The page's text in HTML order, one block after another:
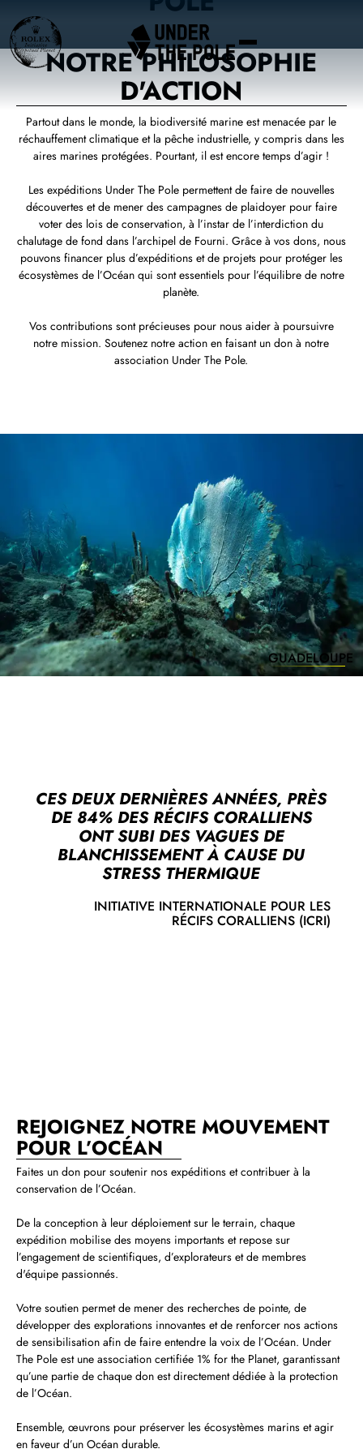
NOTRE PHILOSOPHIE
D'ACTION
Partout dans le monde, la biodiversité marine est menacée par le
réchauffement climatique et la pêche industrielle, y compris dans les
aires marines protégées. Pourtant, il est encore temps d’agir !
Les expéditions Under The Pole permettent de faire de nouvelles
découvertes et de mener des campagnes de plaidoyer pour faire
voter des lois de conservation, à l’instar de l’interdiction du
chalutage de fond dans l’archipel de Fourni. Grâce à vos dons, nous
pouvons financer plus d’expéditions et de projets pour protéger les
écosystèmes de l’Océan qui sont essentiels pour l’équilibre de notre
planète.
Vos contributions sont précieuses pour nous aider à poursuivre
notre mission. Soutenez notre action en faisant un don à notre
association Under The Pole.
GUADELOUPE
CES DEUX DERNIÈRES ANNÉES, PRÈS
DE 84% DES RÉCIFS CORALLIENS
ONT SUBI DES VAGUES DE
BLANCHISSEMENT À CAUSE DU
STRESS THERMIQUE
INITIATIVE INTERNATIONALE POUR LES
RÉCIFS CORALLIENS (ICRI)
REJOIGNEZ NOTRE MOUVEMENT
POUR L’OCÉAN
Faites un don pour soutenir nos expéditions et contribuer à la
conservation de l’Océan.
De la conception à leur déploiement sur le terrain, chaque
expédition mobilise des moyens importants et repose sur
l’engagement de scientifiques, d’explorateurs et de membres
d'équipe passionnés.
Votre soutien permet de mener des recherches de pointe, de
développer des explorations innovantes et de renforcer nos actions
de sensibilisation afin de faire entendre la voix de l’Océan. Under
The Pole est une association certifiée 1% for the Planet, garantissant
qu’une partie de chaque don est directement dédiée à la protection
de l’Océan.
Ensemble, œuvrons pour préserver les écosystèmes marins et agir
en faveur d’un Océan durable.